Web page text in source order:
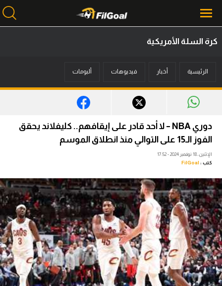
أخبار
ميركاتو
فانتازي في الجول
مسابقة التوقعات
فيديوهات
عدسات
آراء حرة
ركن الألعاب
كرة السلة الأمريكية
الرئيسية أخبار فيديوهات ألبومات
دوري NBA – لا أحد قادر على إيقافهم.. كليفلاند يحقق
الفوز الـ15 على التوالي منذ انطلاق الموسم
الإثنين، 18 نوفمبر 2024 - 17:52
كتب : FilGoal